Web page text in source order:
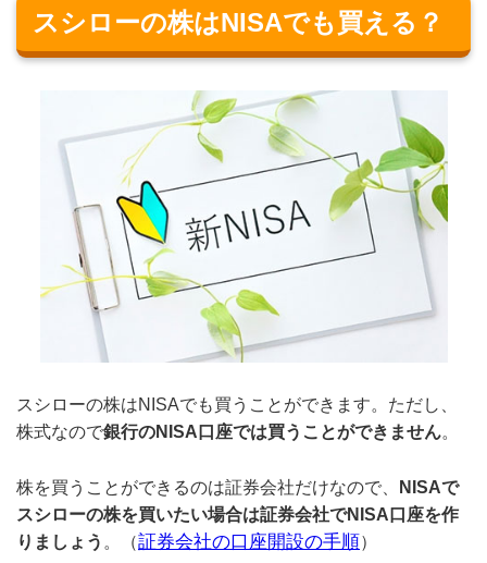
スシローの株はNISAでも買える？
スシローの株はNISAでも買うことができます。ただし、
株式なので銀行のNISA口座では買うことができません。
株を買うことができるのは証券会社だけなので、
NISAで
スシローの株を買いたい場合は証券会社でNISA口座を作
りましょう 。（証券会社の口座開設の手順）